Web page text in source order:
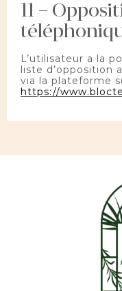
11 –
L’utilisateur a la
liste d’opposition
via la plateforme
https://